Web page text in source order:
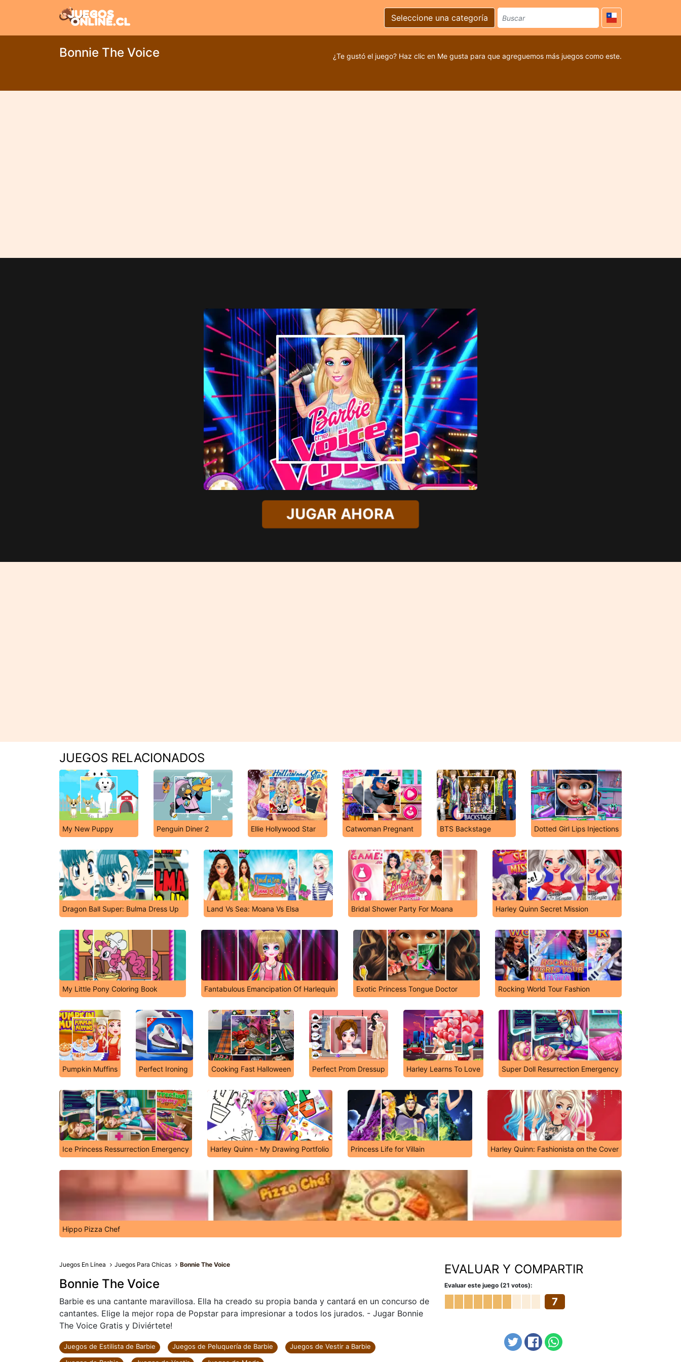
Seleccione una categoría
Bonnie The Voice ¿Te gustó el juego? Haz clic en Me gusta para que agreguemos más juegos como este.
JUGAR AHORA
JUEGOS RELACIONADOS
My New Puppy Penguin Diner 2 Ellie Hollywood Star Catwoman Pregnant BTS Backstage Dotted Girl Lips Injections
Dragon Ball Super: Bulma Dress Up Land Vs Sea: Moana Vs Elsa Bridal Shower Party For Moana Harley Quinn Secret Mission
My Little Pony Coloring Book Fantabulous Emancipation Of Harlequin Exotic Princess Tongue Doctor Rocking World Tour Fashion
Pumpkin Muffins Perfect Ironing Cooking Fast Halloween Perfect Prom Dressup Harley Learns To Love Super Doll Resurrection Emergency
Ice Princess Ressurrection Emergency Harley Quinn - My Drawing Portfolio Princess Life for Villain Harley Quinn: Fashionista on the Cover
Hippo Pizza Chef
Juegos En Línea Juegos Para Chicas Bonnie The Voice
Bonnie The Voice
Barbie es una cantante maravillosa. Ella ha creado su propia banda y cantará en un concurso de
cantantes. Elige la mejor ropa de Popstar para impresionar a todos los jurados. - Jugar Bonnie
The Voice Gratis y Diviértete!
Juegos de Estilista de Barbie Juegos de Peluquería de Barbie
Juegos de Vestir a Barbie
EVALUAR Y COMPARTIR
Evaluar este juego (21 votos):
7